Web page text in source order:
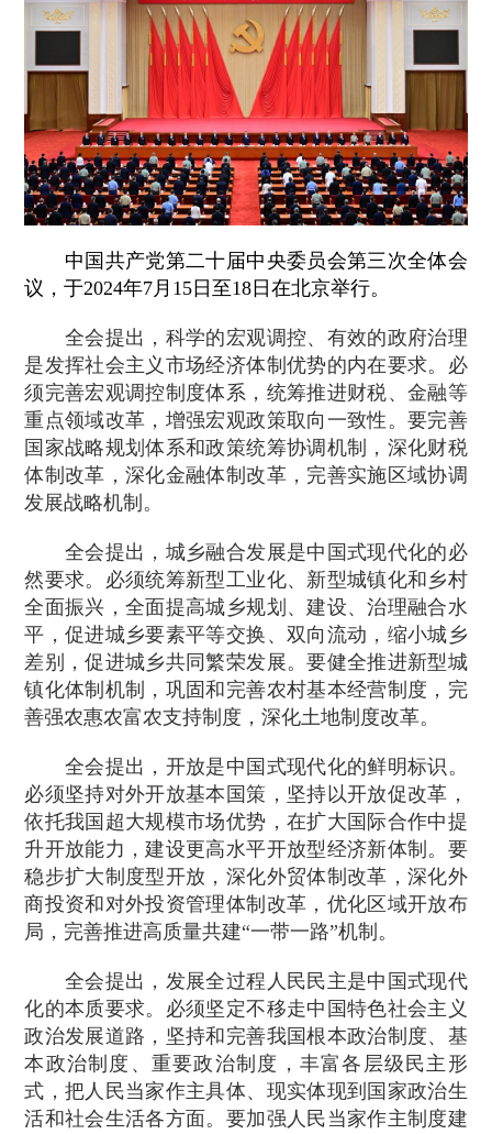
中国共产党第二十届中央委员会第三次全体会
议，于2024年7月15日至18日在北京举行。
全会提出，科学的宏观调控、有效的政府治理
是发挥社会主义市场经济体制优势的内在要求。必
须完善宏观调控制度体系，统筹推进财税、金融等
重点领域改革，增强宏观政策取向一致性。要完善
国家战略规划体系和政策统筹协调机制，深化财税
体制改革，深化金融体制改革，完善实施区域协调
发展战略机制。
全会提出，城乡融合发展是中国式现代化的必
然要求。必须统筹新型工业化、新型城镇化和乡村
全面振兴，全面提高城乡规划、建设、治理融合水
平，促进城乡要素平等交换、双向流动，缩小城乡
差别，促进城乡共同繁荣发展。要健全推进新型城
镇化体制机制，巩固和完善农村基本经营制度，完
善强农惠农富农支持制度，深化土地制度改革。
全会提出，开放是中国式现代化的鲜明标识。
必须坚持对外开放基本国策，坚持以开放促改革，
依托我国超大规模市场优势，在扩大国际合作中提
升开放能力，建设更高水平开放型经济新体制。要
稳步扩大制度型开放，深化外贸体制改革，深化外
商投资和对外投资管理体制改革，优化区域开放布
局，完善推进高质量共建“一带一路”机制。
全会提出，发展全过程人民民主是中国式现代
化的本质要求。必须坚定不移走中国特色社会主义
政治发展道路，坚持和完善我国根本政治制度、基
本政治制度、重要政治制度，丰富各层级民主形
式，把人民当家作主具体、现实体现到国家政治生
活和社会生活各方面。要加强人民当家作主制度建